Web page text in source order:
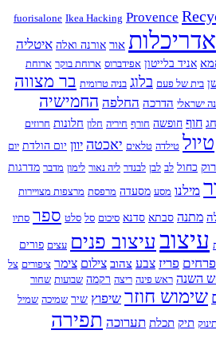
fuorisalone Ikea Hacking Provence
אור אורנה ואלה איטליה
אניד בלייטון אפידברוס ארוחת בוקר ארוחת
בית של פעם בלוג בניה טרומית בר מצווה
ישראלי הדרכה החלפה החמישיה
חוף חופשה חורף חיריה חלון חלונות חרוזים
טילדה טלאים יאכטה יוון יום הולדת יום
כחול לב לבן לבנדר ליה נאור לימון מדבר מדרגות
מילנו מסע מסעדה מרפסת מרצפות מצויירות
מתנה סבתא סדנא סיכום סל סלט ספר סתיו
עיצובעיצוב פנים עצים פורים
פריז צבע צהוב צילום צימר ציפורים צל
השנה ראש פינה ריצה רקמה שבועות שחור
שימוש חוזר שיפוץ שיר שמיכה שמיל
תיק תכלת תערוכה תפירה